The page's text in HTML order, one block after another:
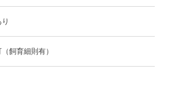
（飼育細則有）